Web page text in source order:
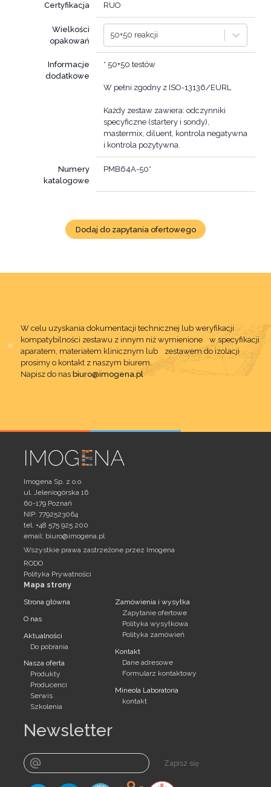
Certyfikacja RUO
Wielkości
opakowań
50+50 reakcji
Informacje
dodatkowe
* 50+50 testów
W pełni zgodny z ISO-13136/EURL
Każdy zestaw zawiera: odczynniki
specyficzne (startery i sondy),
mastermix, diluent, kontrola negatywna
i kontrola pozytywna.
Numery
katalogowe
PMB64A-50*
Dodaj do zapytania ofertowego
W celu uzyskania dokumentacji technicznej lub weryfikacji
kompatybilności zestawu z innym niż wymienione w specyfikacji
aparatem, materiałem klinicznym lub zestawem do izolacji
prosimy o kontakt z naszym biurem.
Napisz do nas biuro@imogena.pl
Imogena Sp. z o.o.
ul. Jeleniogórska 16
60-179 Poznań
NIP: 7792523064
tel. +48 575 925 200
email: biuro@imogena.pl
Wszystkie prawa zastrzeżone przez Imogena
RODO
Polityka Prywatności
Mapa strony
Strona główna
O nas
Aktualności
Do pobrania
Nasza oferta
Produkty
Producenci
Serwis
Szkolenia
Zamówienia i wysyłka
Zapytanie ofertowe
Polityka wysyłkowa
Polityka zamówień
Kontakt
Dane adresowe
Formularz kontaktowy
Mineola Laboratoria
kontakt
Newsletter
Zapisz się